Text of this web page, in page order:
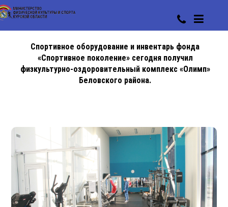
Спортивное оборудование и инвентарь фонда
«Спортивное поколение» сегодня получил
физкультурно-оздоровительный комплекс «Олимп»
Беловского района.